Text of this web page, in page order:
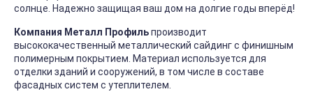
солнце. Надежно защищая ваш дом на долгие годы вперёд!
Компания Металл Профильпроизводит
высококачественный металлический сайдинг с финишным
полимерным покрытием. Материал используется для
отделки зданий и сооружений, в том числе в составе
фасадных систем с утеплителем.